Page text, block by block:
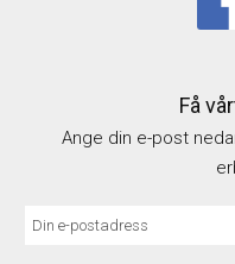
Få
Ange din e-post